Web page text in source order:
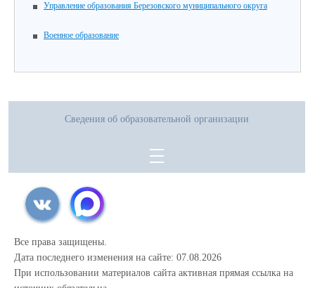
Управление образования Березовского муниципального округа
Военное образование
Сведения об образовательной организации
Все права защищены.
Дата последнего изменения на сайте: 07.08.2026
При использовании материалов сайта активная прямая ссылка на